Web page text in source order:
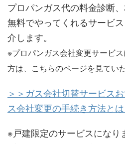
プロパンガス代の料金診断
無料でやってくれるサービ
介します。
※プロパンガス会社変更サービ
方は、こちらのページを見て
＞＞ガス会社切替サービス
ス会社変更の手続き方法とは
※戸建限定のサービスになり